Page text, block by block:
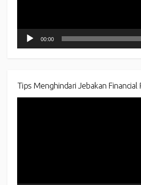
00:00
Tips Menghindari Jebakan Financial